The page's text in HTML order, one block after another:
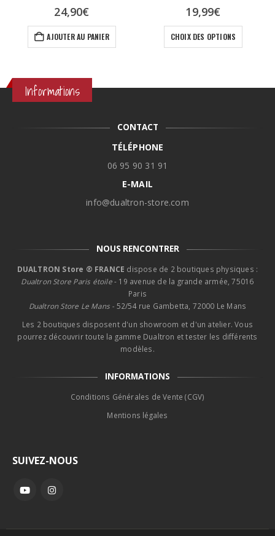
24,90€
AJOUTER AU PANIER
19,99€
CHOIX DES OPTIONS
Ce produit a plusieurs variations. Les options peuvent être choisies sur la page du produit
Informations
CONTACT
TÉLÉPHONE
06 95 90 31 91
E-MAIL
info@dualtron-store.com
NOUS RENCONTRER
DUALTRON Store ® FRANCE dispose de 2 boutiques physiques :
Dualtron Store Paris étoile- 19 avenue de la grande armée, 75016
Paris
Dualtron Store Le Mans - 52/54 rue Gambetta, 72000 Le Mans
Les 2 boutiques disposent d'un showroom et d'un atelier. Vous
pourrez découvrir toute la gamme Dualtron et tester les différents
modèles.
INFORMATIONS
Conditions Générales de Vente (CGV)
Mentions légales
SUIVEZ-NOUS